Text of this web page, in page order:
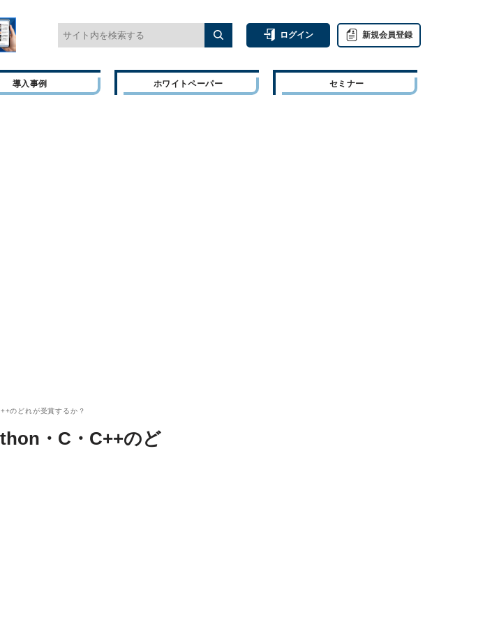
ログイン 新規会員登録
導入事例 ホワイトペーパー セミナー
のどれが受賞するか？
・C・C++のど